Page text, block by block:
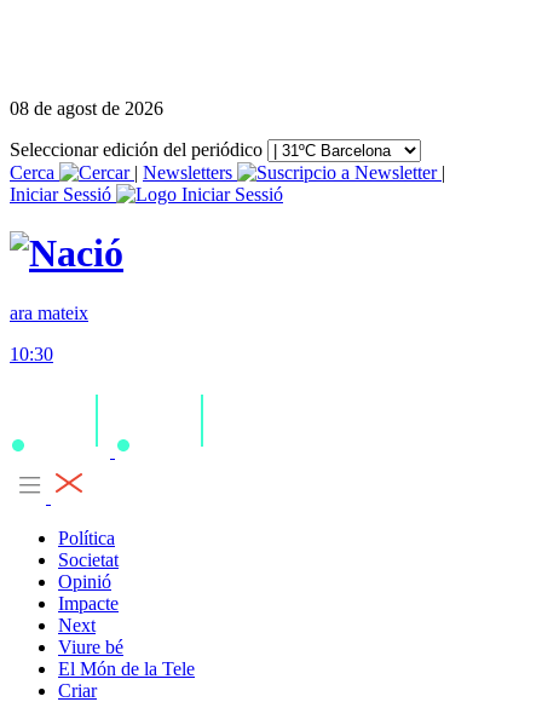
08 de agost de 2026
Seleccionar edición del periódico
Cerca
| Newsletters
|
Iniciar Sessió
ara mateix
10:30
Política
Societat
Opinió
Impacte
Next
Viure bé
El Món de la Tele
Criar